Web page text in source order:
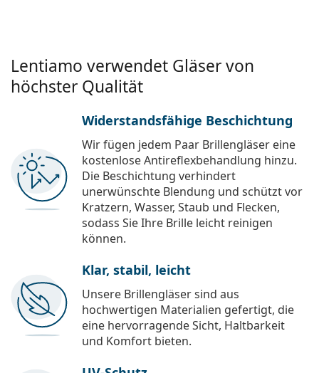
Lentiamo verwendet Gläser von
höchster Qualität
Widerstandsfähige Beschichtung
Wir fügen jedem Paar Brillengläser eine
kostenlose Antireflexbehandlung hinzu.
Die Beschichtung verhindert
unerwünschte Blendung und schützt vor
Kratzern, Wasser, Staub und Flecken,
sodass Sie Ihre Brille leicht reinigen
können.
Klar, stabil, leicht
Unsere Brillengläser sind aus
hochwertigen Materialien gefertigt, die
eine hervorragende Sicht, Haltbarkeit
und Komfort bieten.